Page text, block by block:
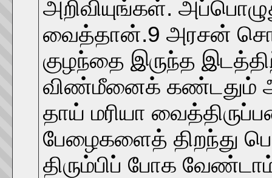
அறிவியுங்கள்.
வைத்தான்.9 அரசன்
குழந்தை இருந்த
விண்மீனைக் கண்டதும்
தாய் மரியா
பேழைகளைத் திறந்து
திரும்பிப் போக